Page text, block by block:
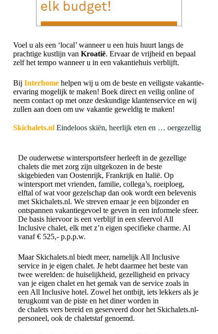
Voel u als een ‘local’ wanneer u een huis huurt langs de
prachtige kustlijn van Kroatië. Ervaar de vrijheid en bepaal
zelf het tempo wanneer u in een vakantiehuis verblijft.
Bij Interhome helpen wij u om de beste en veiligste vakantie-
ervaring mogelijk te maken! Boek direct en veilig online of
neem contact op met onze deskundige klantenservice en wij
zullen aan doen om uw vakantie geweldig te maken!
Skichalets.nlEindeloos skiën, heerlijk eten en … oergezellig
De ouderwetse wintersportsfeer herleeft in de gezellige
chalets die met zorg zijn uitgekozen in de beste
skigebieden van Oostenrijk, Frankrijk en Italië. Op
wintersport met vrienden, familie, collega’s, roeiploeg,
elftal of wat voor gezelschap dan ook wordt een belevenis
met Skichalets.nl. We streven ernaar je een bijzonder en
ontspannen vakantiegevoel te geven in een informele sfeer.
De basis hiervoor is een verblijf in een sfeervol All
Inclusive chalet, elk met z’n eigen specifieke charme. Al
vanaf € 525,- p.p.p.w.
Maar Skichalets.nl biedt meer, namelijk All Inclusive
service in je eigen chalet. Je hebt daarmee het beste van
twee werelden: de huiselijkheid, gezelligheid en privacy
van je eigen chalet en het gemak van de service zoals in
een All Inclusive hotel. Zowel het ontbijt, iets lekkers als je
terugkomt van de piste en het diner worden in
de chalets vers bereid en geserveerd door het Skichalets.nl-
personeel, ook de chaletstaf genoemd.